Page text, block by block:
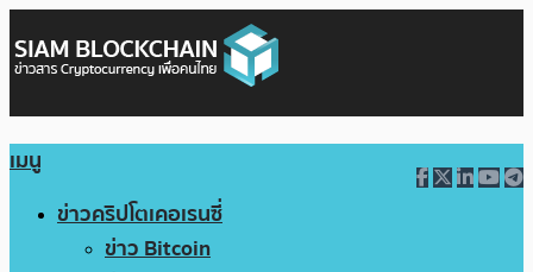
เมนู
ข่าวคริปโตเคอเรนซี่
ข่าว Bitcoin